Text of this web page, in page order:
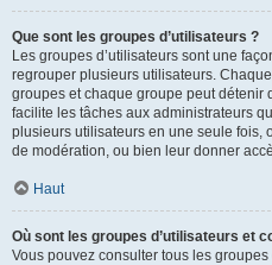
Que sont les groupes d’utilisateurs ?
Les groupes d’utilisateurs sont une
regrouper plusieurs utilisateurs.
groupes et chaque groupe peut détenir
facilite les tâches aux administrateurs
plusieurs utilisateurs en une seule fois,
de modération, ou bien leur donner
Haut
Où sont les groupes d’utilisateurs et
Vous pouvez consulter tous les